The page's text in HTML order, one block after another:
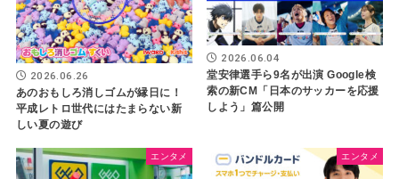
2026.06.26
あのおもしろ消しゴムが縁日に！
平成レトロ世代にはたまらない新
しい夏の遊び
2026.06.04
堂安律選手ら9名が出演 Google検
索の新CM「日本のサッカーを応援
しよう」篇公開
エンタメ エンタメ